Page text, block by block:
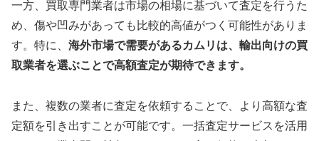
一方、買取専門業者は市場の相場に基づいて査定を行うた
め、傷や凹みがあっても比較的高値がつく可能性がありま
す。特に、 海外市場で需要があるカムリは、輸出向けの買
取業者を選ぶことで高額査定が期待できます。
また、複数の業者に査定を依頼することで、より高額な査
定額を引き出すことが可能です。一括査定サービスを活用